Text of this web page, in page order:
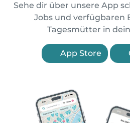
Sehe dir über unsere App
Jobs und verfügbaren
Tagesmütter in
App Store